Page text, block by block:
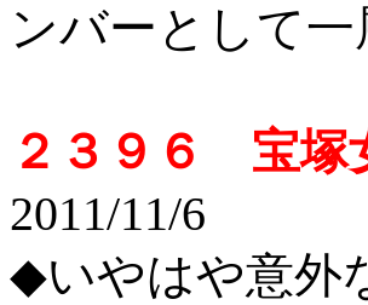
ンバーとして
２３９６ 宝
2011/11/6
◆いやはや意外